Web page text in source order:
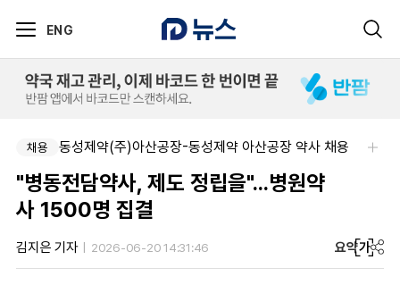
ENG
채용 동성제약(주)아산공장-동성제약 아산공장 약사 채용
"병동전담약사, 제도 정립을"...병원약
사 1500명 집결
김지은 기자 2026-06-20 14:31:46 요약가